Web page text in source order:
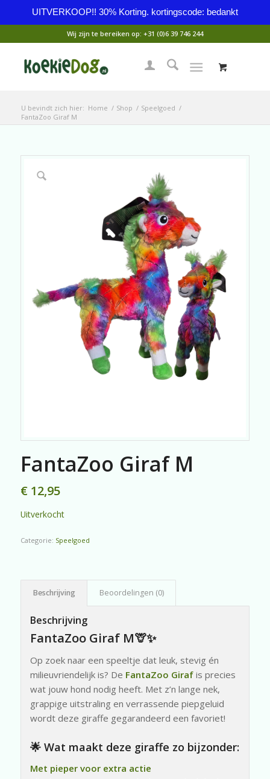
UITVERKOOP!! 30% Korting. kortingscode: bedankt
Wij zijn te bereiken op: +31 (0)6 39 746 244
U bevindt zich hier: Home / Shop / Speelgoed /
FantaZoo Giraf M
FantaZoo Giraf M
€12,95
Uitverkocht
Categorie: Speelgoed
Beschrijving Beoordelingen (0)
Beschrijving
FantaZoo Giraf M🦒✨
Op zoek naar een speeltje dat leuk, stevig én
milieuvriendelijk is? De FantaZoo Girafis precies
wat jouw hond nodig heeft. Met z’n lange nek,
grappige uitstraling en verrassende piepgeluid
wordt deze giraffe gegarandeerd een favoriet!
🌟 Wat maakt deze giraffe zo bijzonder:
Met pieper voor extra actie